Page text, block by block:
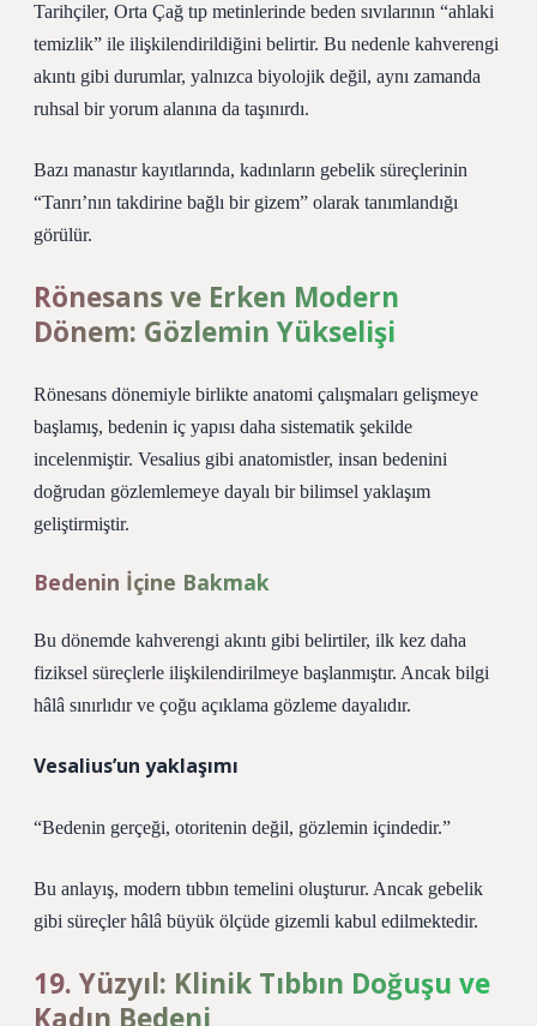
Tarihçiler, Orta Çağ tıp metinlerinde beden sıvılarının “ahlaki
temizlik” ile ilişkilendirildiğini belirtir. Bu nedenle kahverengi
akıntı gibi durumlar, yalnızca biyolojik değil, aynı zamanda
ruhsal bir yorum alanına da taşınırdı.
Bazı manastır kayıtlarında, kadınların gebelik süreçlerinin
“Tanrı’nın takdirine bağlı bir gizem” olarak tanımlandığı
görülür.
Rönesans ve Erken Modern
Dönem: Gözlemin Yükselişi
Rönesans dönemiyle birlikte anatomi çalışmaları gelişmeye
başlamış, bedenin iç yapısı daha sistematik şekilde
incelenmiştir. Vesalius gibi anatomistler, insan bedenini
doğrudan gözlemlemeye dayalı bir bilimsel yaklaşım
geliştirmiştir.
Bedenin İçine Bakmak
Bu dönemde kahverengi akıntı gibi belirtiler, ilk kez daha
fiziksel süreçlerle ilişkilendirilmeye başlanmıştır. Ancak bilgi
hâlâ sınırlıdır ve çoğu açıklama gözleme dayalıdır.
Vesalius’un yaklaşımı
“Bedenin gerçeği, otoritenin değil, gözlemin içindedir.”
Bu anlayış, modern tıbbın temelini oluşturur. Ancak gebelik
gibi süreçler hâlâ büyük ölçüde gizemli kabul edilmektedir.
19. Yüzyıl: Klinik Tıbbın Doğuşu ve
Kadın Bedeni